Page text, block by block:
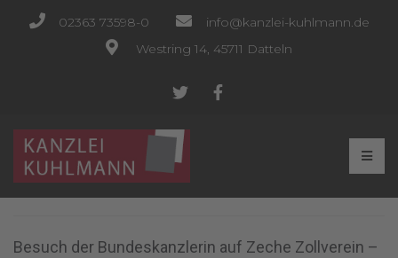
02363 73598-0
info@kanzlei-kuhlmann.de
Westring 14, 45711 Datteln
Besuch der Bundeskanzlerin auf Zeche Zollverein –